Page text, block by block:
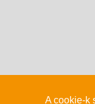
A cookie-k